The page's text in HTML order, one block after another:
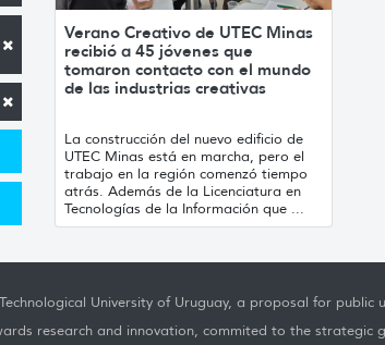
Verano Creativo de UTEC Minas
recibió a 45 jóvenes que
tomaron contacto con el mundo
de las industrias creativas
La construcción del nuevo edificio de
UTEC Minas está en marcha, pero el
trabajo en la región comenzó tiempo
atrás. Además de la Licenciatura en
Tecnologías de la Información que ...
University of Uruguay, a proposal for
research and innovation, commited to the strategic